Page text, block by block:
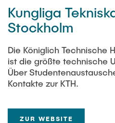
Kungliga
Stockholm
Die Königlich Technische
ist die größte technische
Über
Kontakte zur KTH.
ZUR WEBSITE